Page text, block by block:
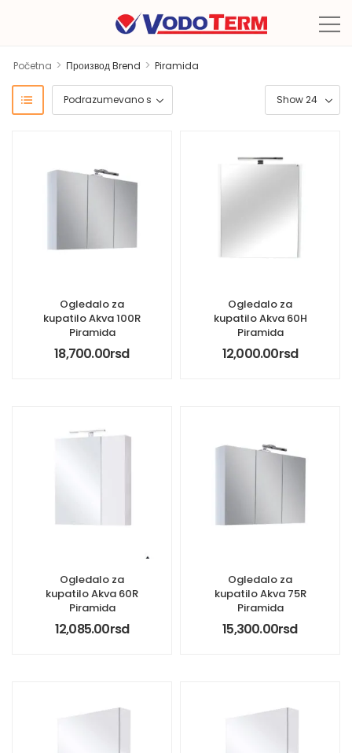
Početna > Производ Brend > Piramida
Ogledalo za
kupatilo Akva 100R
Piramida
18,700.00rsd
Ogledalo za
kupatilo Akva 60H
Piramida
12,000.00rsd
Ogledalo za
kupatilo Akva 60R
Piramida
12,085.00rsd
Ogledalo za
kupatilo Akva 75R
Piramida
15,300.00rsd